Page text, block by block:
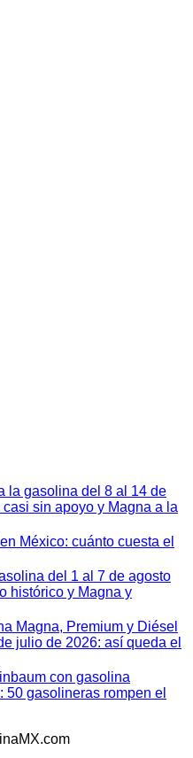
la gasolina del 8 al 14 de
sin apoyo y Magna a la
México: cuánto cuesta el
del 1 al 7 de agosto
histórico y Magna y
Magna, Premium y Diésel
julio de 2026: así queda el
con gasolina
50 gasolineras rompen el